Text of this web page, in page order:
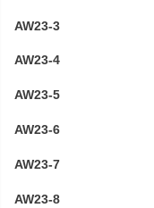
AW23-3
AW23-4
AW23-5
AW23-6
AW23-7
AW23-8